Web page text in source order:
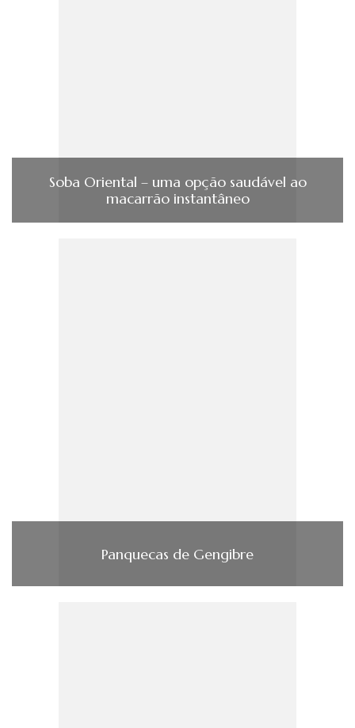
Soba Oriental – uma opção saudável ao
macarrão instantâneo
Panquecas de Gengibre